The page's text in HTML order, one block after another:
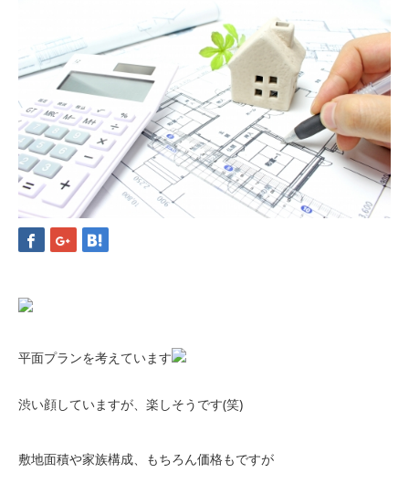
平面プランを考えています
渋い顔していますが、楽しそうです(笑)
敷地面積や家族構成、もちろん価格もですが